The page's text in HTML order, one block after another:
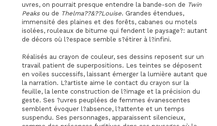
uvres, on pourrait presque entendre la bande-son de Twin
Peaksou de Thelma??&??Louise. Grandes étendues,
immensité des plaines et des forêts, cabanes ou motels
isolées, rouleaux de bitume qui fendent le paysage?: autant
de décors où l?espace semble s?étirer à l?infini.
Réalisés au crayon de couleur, ses dessins reposent sur un
travail patient de superpositions. Les teintes se déposent
en voiles successifs, laissant émerger la lumière autant que
la narration. L?artiste aime le contact du crayon sur la
feuille, la lente construction de l?image et la précision du
geste. Ses ?uvres peuplées de femmes évanescentes
semblent évoquer l?absence, l?attente et un temps
suspendu. Ses personnages, apparaissent silencieux,